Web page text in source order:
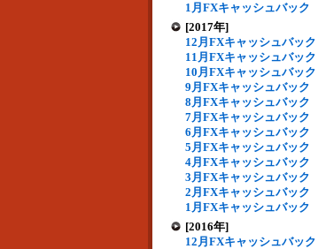
1月FXキャッシュバック
[2017年]
12月FXキャッシュバック
11月FXキャッシュバック
10月FXキャッシュバック
9月FXキャッシュバック
8月FXキャッシュバック
7月FXキャッシュバック
6月FXキャッシュバック
5月FXキャッシュバック
4月FXキャッシュバック
3月FXキャッシュバック
2月FXキャッシュバック
1月FXキャッシュバック
[2016年]
12月FXキャッシュバック